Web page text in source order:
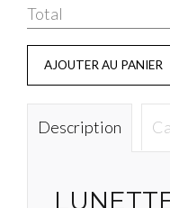
Total
Description